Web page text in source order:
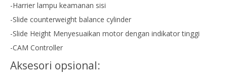
-Harrier lampu keamanan sisi
-Slide counterweight balance cylinder
-Slide Height Menyesuaikan motor dengan indikator tinggi
-CAM Controller
Aksesori opsional: